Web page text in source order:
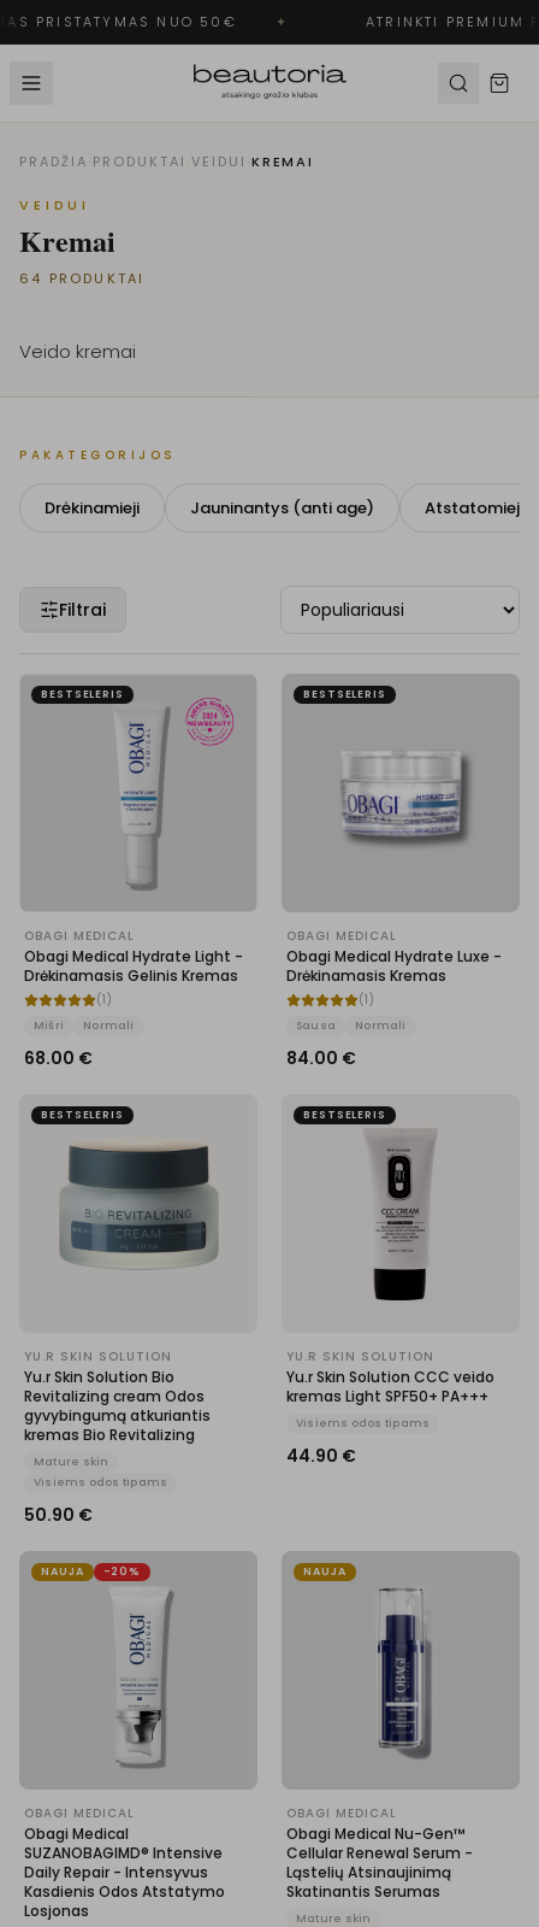
PRISTATYMAS NUO 50€ ATRINKTI PREMIUM
PRADŽIA·PRODUKTAI ·VEIDUI ·KREMAI
VEIDUI
Kremai
64 PRODUKTAI
Veido kremai
PAKATEGORIJOS
Drėkinamieji Jauninantys (anti age) Atstatomieji
Filtrai
BESTSELERIS
OBAGI MEDICAL
Obagi Medical Hydrate Light -
Drėkinamasis Gelinis Kremas
(1 )
Mišri Normali
68.00 €
BESTSELERIS
OBAGI MEDICAL
Obagi Medical Hydrate Luxe -
Drėkinamasis Kremas
(1 )
Sausa Normali
84.00 €
BESTSELERIS
YU.R SKIN SOLUTION
Yu.r Skin Solution Bio
Revitalizing cream Odos
gyvybingumą atkuriantis
kremas Bio Revitalizing
Mature skin
Visiems odos tipams
50.90 €
BESTSELERIS
YU.R SKIN SOLUTION
Yu.r Skin Solution CCC veido
kremas Light SPF50+ PA+++
Visiems odos tipams
44.90 €
NAUJA -20%
OBAGI MEDICAL
Obagi Medical
SUZANOBAGIMD® Intensive
Daily Repair - Intensyvus
Kasdienis Odos Atstatymo
Losjonas
NAUJA
OBAGI MEDICAL
Obagi Medical Nu-Gen™
Cellular Renewal Serum -
Ląstelių Atsinaujinimą
Skatinantis Serumas
Mature skin